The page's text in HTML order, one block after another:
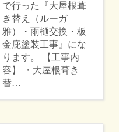
で行った『大屋根葺
き替え（ルーガ
雅）・雨樋交換・板
金庇塗装工事』にな
ります。 【工事内
容】 ・大屋根葺き
替…